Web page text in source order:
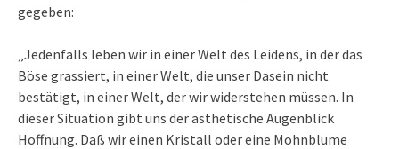
gegeben:
„Jedenfalls leben wir in einer Welt des Leidens, in der das
Böse grassiert, in einer Welt, die unser Dasein nicht
bestätigt, in einer Welt, der wir widerstehen müssen. In
dieser Situation gibt uns der ästhetische Augenblick
Hoffnung. Daß wir einen Kristall oder eine Mohnblume